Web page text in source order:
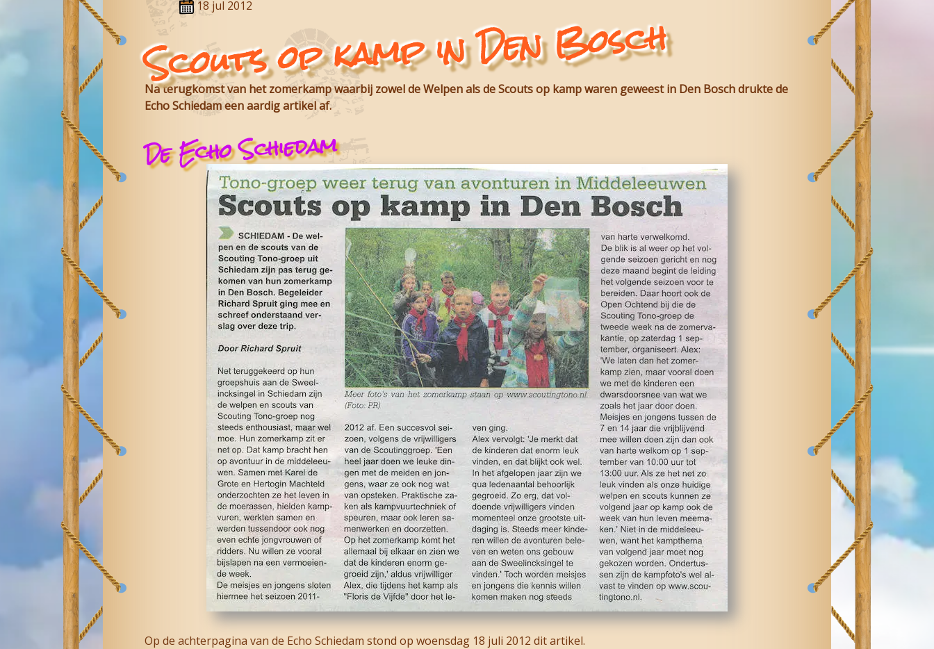
18 jul 2012
Scouts op kamp in Den Bosch
Na terugkomst van het zomerkamp waarbij zowel de Welpen als de Scouts op kamp waren geweest in Den Bosch drukte de
Echo Schiedam een aardig artikel af.
De Echo Schiedam
Op de achterpagina van de Echo Schiedam stond op woensdag 18 juli 2012 dit artikel.